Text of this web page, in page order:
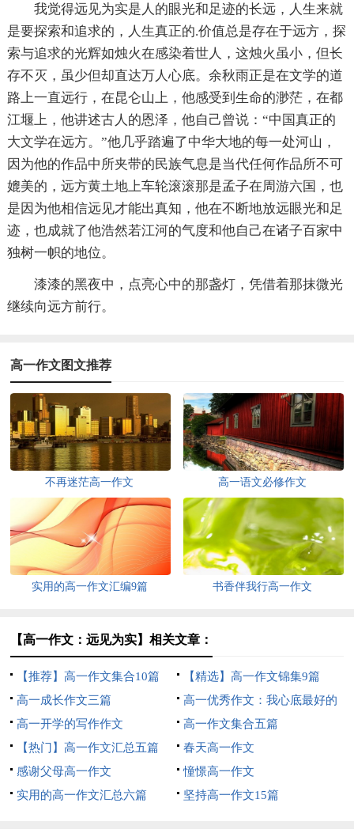
我觉得远见为实是人的眼光和足迹的长远，人生来就
是要探索和追求的，人生真正的.价值总是存在于远方，探
索与追求的光辉如烛火在感染着世人，这烛火虽小，但长
存不灭，虽少但却直达万人心底。余秋雨正是在文学的道
路上一直远行，在昆仑山上，他感受到生命的渺茫，在都
江堰上，他讲述古人的恩泽，他自己曾说：“中国真正的
大文学在远方。”他几乎踏遍了中华大地的每一处河山，
因为他的作品中所夹带的民族气息是当代任何作品所不可
媲美的，远方黄土地上车轮滚滚那是孟子在周游六国，也
是因为他相信远见才能出真知，他在不断地放远眼光和足
迹，也成就了他浩然若江河的气度和他自己在诸子百家中
独树一帜的地位。
漆漆的黑夜中，点亮心中的那盏灯，凭借着那抹微光
继续向远方前行。
高一作文图文推荐
不再迷茫高一作文 高一语文必修作文
实用的高一作文汇编9篇 书香伴我行高一作文
【高一作文：远见为实】相关文章：
【推荐】高一作文集合10篇
【精选】高一作文锦集9篇
高一成长作文三篇
高一优秀作文：我心底最好的
回忆
高一开学的写作作文
高一作文集合五篇
【热门】高一作文汇总五篇
春天高一作文
感谢父母高一作文
憧憬高一作文
实用的高一作文汇总六篇
坚持高一作文15篇